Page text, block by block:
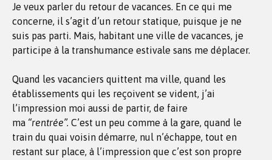
Je veux parler du retour de vacances. En ce qui me
concerne, il s’agit d’un retour statique, puisque je ne
suis pas parti. Mais, habitant une ville de vacances, je
participe à la transhumance estivale sans me déplacer.
Quand les vacanciers quittent ma ville, quand les
établissements qui les reçoivent se vident, j’ai
l’impression moi aussi de partir, de faire
ma “rentrée”. C’est un peu comme à la gare, quand le
train du quai voisin démarre, nul n’échappe, tout en
restant sur place, à l’impression que c’est son propre